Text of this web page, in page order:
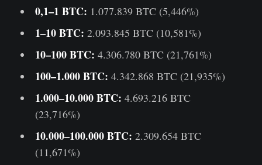
0,1–1 BTC: 1.077.839 BTC (5,446%)
1–10 BTC: 2.093.845 BTC (10,581%)
10–100 BTC: 4.306.780 BTC (21,761%)
100–1.000 BTC: 4.342.868 BTC (21,935%)
1.000–10.000 BTC: 4.693.216 BTC
(23,716%)
10.000–100.000 BTC: 2.309.654 BTC
(11,671%)